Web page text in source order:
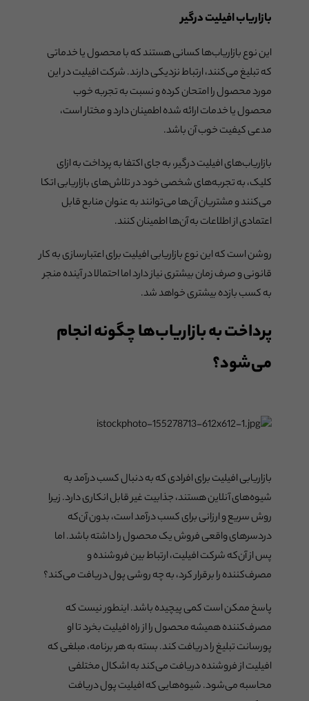
بازاریاب افیلیت درگیر
این نوع بازاریاب‌ها کسانی هستند که با محصول یا خدماتی
که تبلیغ می‌کنند، ارتباط نزدیکی دارند. شرکت افیلیت در این
مورد محصول را امتحان کرده و نسبت به تجربه خوب
محصول یا خدمات ارائه شده اطمینان دارد و مختار است،
مدعی کیفیت خوب آن باشد.
بازاریاب‌های افیلیت درگیر، به جای اکتفا به پرداخت به ازای
کلیک، به تجربه‌های شخصی خود در تلاش‌های بازاریابی اتکا
می‌کنند و مشتریان آن‌ها می‌توانند به عنوان منابع قابل
اعتمادی از اطلاعات به آن‌ها اطمینان کنند.
روشن است که این نوع بازاریابی افیلیت برای اعتبارسازی به کار
قانونی و صرف زمان بیشتری نیاز دارد اما احتمالا در آینده منجر
به کسب بازده بیشتری خواهد شد.
پرداخت به بازاریاب‌ها چگونه انجام
می‌شود؟
بازاریابی افیلیت برای افرادی که به دنبال کسب درآمد به
شیوه‌های آنلاین هستند، جذابیت غیر قابل انکاری دارد. زیرا
روش سریع و ارزانی برای کسب درآمد است، بدون آن‌که
دردسرهای واقعی فروش یک محصول را داشته باشد. اما
پس از آن‌که شرکت افیلیت، ارتباط بین فروشنده و
مصرف‌کننده را برقرار کرد، به چه روشی پول دریافت می‌کند؟
پاسخ ممکن است کمی پیچیده باشد. اینطور نیست که
مصرف‌کننده همیشه محصول را از راه افیلیت بخرد تا او
پورسانت تبلیغ را دریافت کند. بسته به هر برنامه، مبلغی که
افیلیت از فروشنده دریافت می‌کند به اشکال مختلفی
محاسبه می‌شود. شیوه‌هایی که افیلیت پول دریافت